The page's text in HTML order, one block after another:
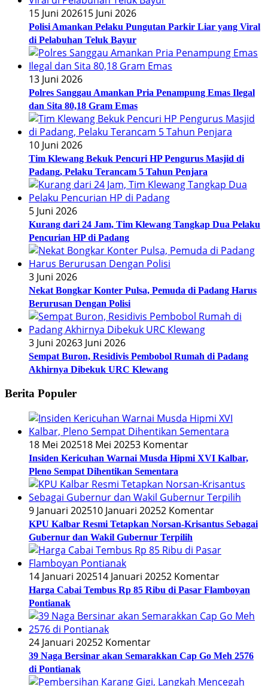
15 Juni 202615 Juni 2026
Polisi Amankan Pelaku Pungutan Parkir Liar yang Viral
di Pelabuhan Teluk Bayur
13 Juni 2026
Polres Sanggau Amankan Pria Penampung Emas Ilegal
dan Sita 80,18 Gram Emas
10 Juni 2026
Tim Klewang Bekuk Pencuri HP Pengurus Masjid di
Padang, Pelaku Terancam 5 Tahun Penjara
5 Juni 2026
Kurang dari 24 Jam, Tim Klewang Tangkap Dua Pelaku
Pencurian HP di Padang
3 Juni 2026
Nekat Bongkar Konter Pulsa, Pemuda di Padang Harus
Berurusan Dengan Polisi
3 Juni 20263 Juni 2026
Sempat Buron, Residivis Pembobol Rumah di Padang
Akhirnya Dibekuk URC Klewang
Berita Populer
18 Mei 202518 Mei 20253 Komentar
Insiden Kericuhan Warnai Musda Hipmi XVI Kalbar,
Pleno Sempat Dihentikan Sementara
9 Januari 202510 Januari 20252 Komentar
KPU Kalbar Resmi Tetapkan Norsan-Krisantus Sebagai
Gubernur dan Wakil Gubernur Terpilih
14 Januari 202514 Januari 20252 Komentar
Harga Cabai Tembus Rp 85 Ribu di Pasar Flamboyan
Pontianak
24 Januari 20252 Komentar
39 Naga Bersinar akan Semarakkan Cap Go Meh 2576
di Pontianak